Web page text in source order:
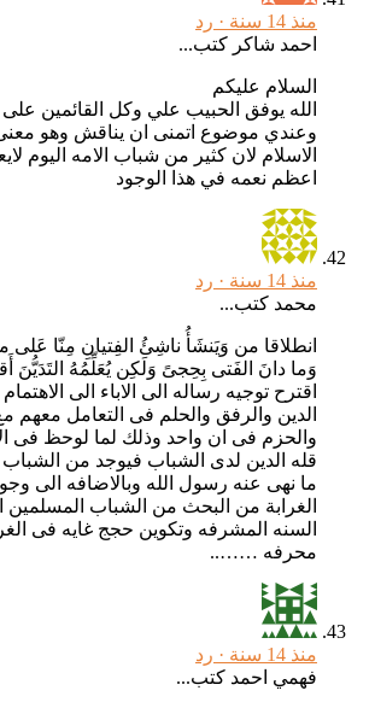
رد
احمد شاكر كتب...
السلام عليكم
الله يوفق الحبيب علي وكل القائمين على هذا
وعندي موضوع اتمنى ان يناقش وهو معنى
الاسلام لان كثير من شباب الامه اليوم لايعرف
اعظم نعمه في هذا الوجود
رد
محمد كتب...
انطلاقا من وَيَنشَأُ ناشِئُ الفِتيانِ مِنّا عَلى ما
وَما دانَ الفَتى بِحِجىً وَلَكِن يُعَلِّمُهُ التَدَيُّنَ أَقرَبوهُ
اقترح توجيه رساله الى الاباء الى الاهتمام
الدين والرفق والحلم فى التعامل معهم مع
والحزم فى ان واحد وذلك لما لوحظ فى الاوان
قله الدين لدى الشباب فيوجد من الشباب من
ما نهى عنه رسول الله وبالاضافه الى وجود
الغرابة من البحث من الشباب المسلمين الى
السنه المشرفه وتكوين حجج غايه فى الغرابه
محرفه ……..
رد
فهمي احمد كتب...